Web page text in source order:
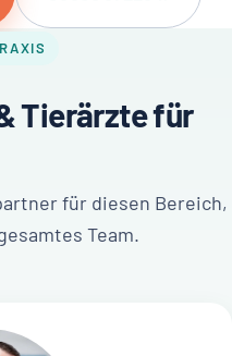
Tierärzte für
für diesen Bereich,
Team.